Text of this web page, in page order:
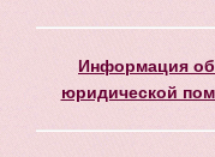
Информация об
юридической